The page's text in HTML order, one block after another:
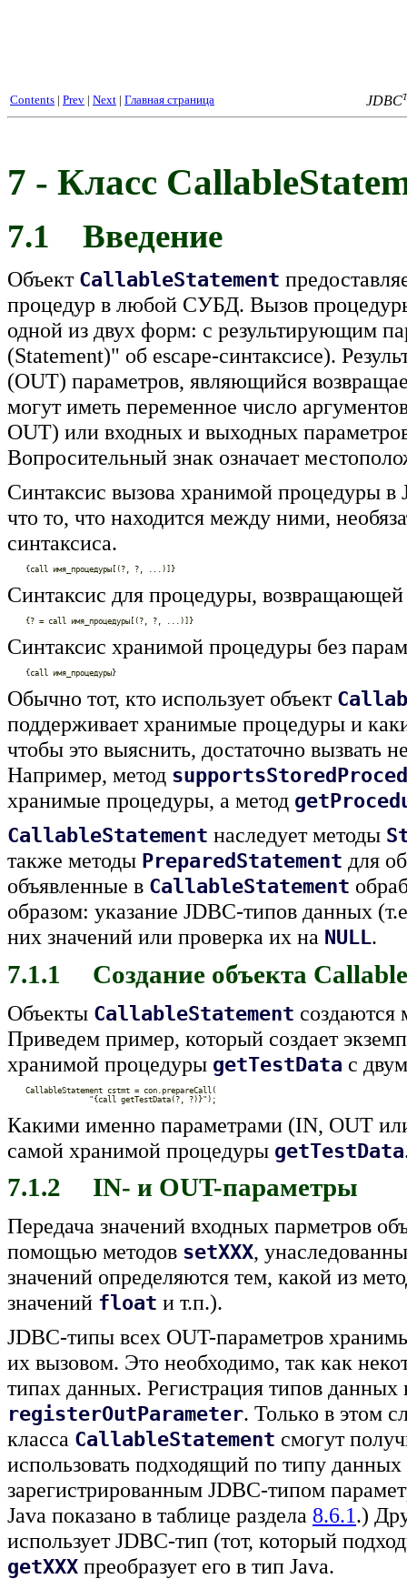
Contents | Prev | Next | Главная страница JDBC
7 - Класс
7.1 Введение
Объект CallableStatement
процедур в любой СУБД. Вызов
одной из двух форм: с результирующим
(Statement)" об escape-синтаксисе).
(OUT) параметров, являющийся
могут иметь переменное число
OUT) или входных и выходных
Вопросительный знак означает
Синтаксис вызова хранимой процедуры
что то, что находится между ними,
синтаксиса.
Синтаксис для процедуры, возвращающей
Синтаксис хранимой процедуры без
Обычно тот, кто использует объект
поддерживает хранимые процедуры и
чтобы это выяснить, достаточно вызвать
Например, метод
хранимые процедуры, а метод
CallableStatement наследует методы
также методы PreparedStatement для
объявленные в CallableStatement
образом: указание JDBC-типов данных
них значений или проверка их на NULL.
7.1.1 Создание объекта
Объекты CallableStatement создаются
Приведем пример, который создает
хранимой процедуры getTestData с
Какими именно параметрами (IN, OUT
самой хранимой процедуры getTestData
7.1.2 IN- и OUT-параметры
Передача значений входных парметров
помощью методов setXXX,
значений определяются тем, какой из
значений float и т.п.).
JDBC-типы всех OUT-параметров
их вызовом. Это необходимо, так как
типах данных. Регистрация типов данных
registerOutParameter. Только в этом
класса CallableStatement смогут
использовать подходящий по типу
зарегистрированным JDBC-типом
Java показано в таблице раздела 8.6.1.)
использует JDBC-тип (тот, который
getXXX преобразует его в тип Java.